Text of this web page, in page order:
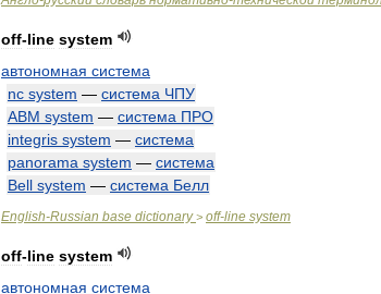
off-line system
автономная система
nc system — система ЧПУ
ABM system — система ПРО
integris system — система
panorama system — система
Bell system — система Белл
English-Russian base dictionary > off-line system
off-line system
автономная система